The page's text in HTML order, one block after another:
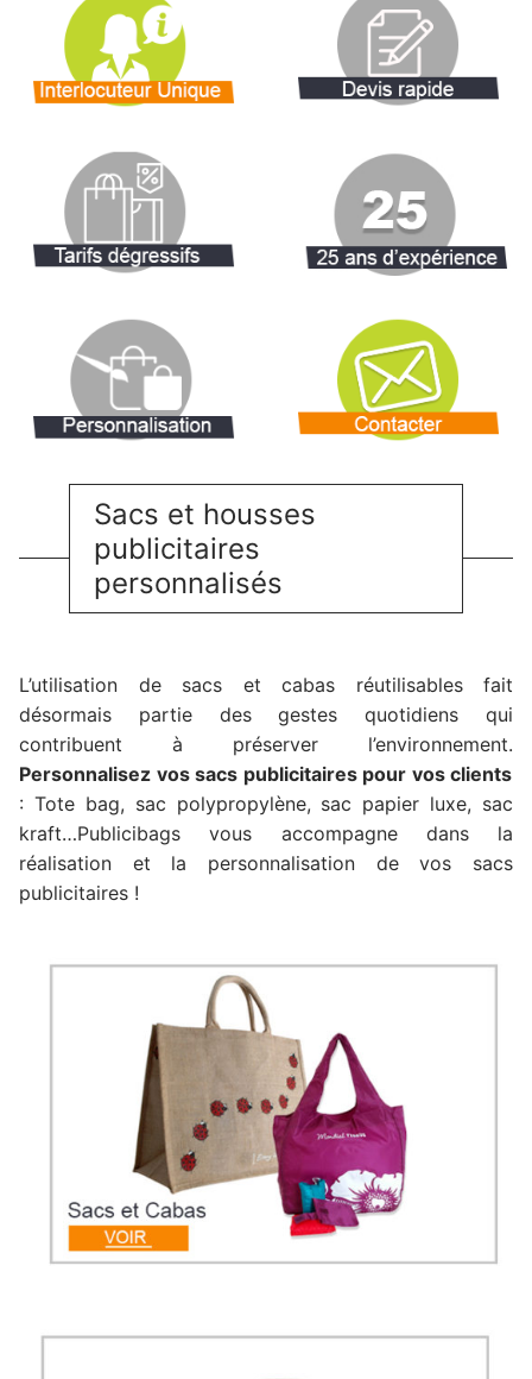
Sacs et housses
publicitaires
personnalisés
L’utilisation de sacs et cabas réutilisables fait
désormais partie des gestes quotidiens qui
contribuent à préserver l’environnement.
Personnalisez vos sacs publicitaires pour vos clients
: Tote bag, sac polypropylène, sac papier luxe, sac
kraft…Publicibags vous accompagne dans la
réalisation et la personnalisation de vos sacs
publicitaires !